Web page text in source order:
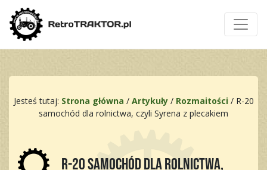
Jesteś tutaj: Strona główna / Artykuły/ Rozmaitości/ R-20
samochód dla rolnictwa, czyli Syrena z plecakiem
R-20 samochód dla rolnictwa,